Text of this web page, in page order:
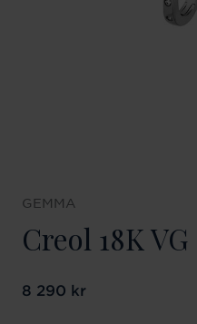
GEMMA
Creol 18K
Pris:8 290 kr
8 290 kr